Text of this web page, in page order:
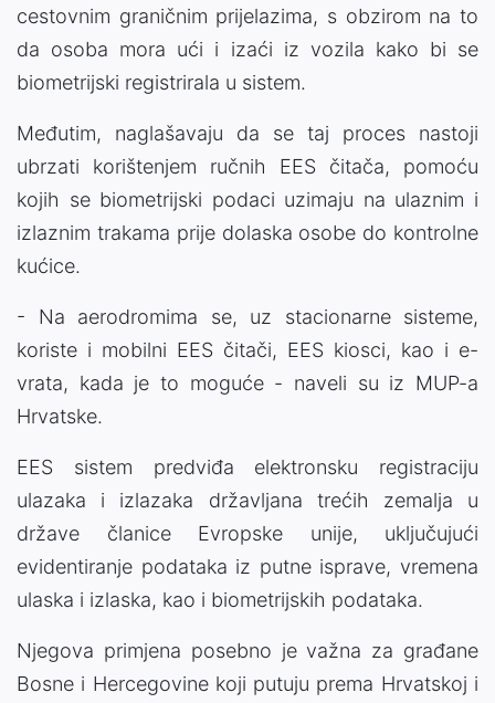
cestovnim graničnim prijelazima, s obzirom na to
da osoba mora ući i izaći iz vozila kako bi se
biometrijski registrirala u sistem.
Međutim, naglašavaju da se taj proces nastoji
ubrzati korištenjem ručnih EES čitača, pomoću
kojih se biometrijski podaci uzimaju na ulaznim i
izlaznim trakama prije dolaska osobe do kontrolne
kućice.
- Na aerodromima se, uz stacionarne sisteme,
koriste i mobilni EES čitači, EES kiosci, kao i e-
vrata, kada je to moguće - naveli su iz MUP-a
Hrvatske.
EES sistem predviđa elektronsku registraciju
ulazaka i izlazaka državljana trećih zemalja u
države članice Evropske unije, uključujući
evidentiranje podataka iz putne isprave, vremena
ulaska i izlaska, kao i biometrijskih podataka.
Njegova primjena posebno je važna za građane
Bosne i Hercegovine koji putuju prema Hrvatskoj i